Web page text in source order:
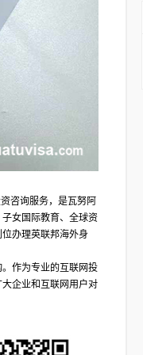
咨询服务，是瓦努阿
女国际教育、全球资
办理英联邦海外身
作为专业的互联网投
企业和互联网用户对